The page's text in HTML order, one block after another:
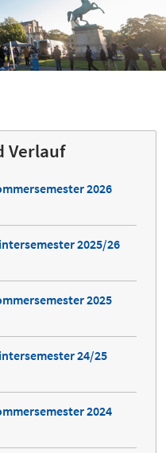
Verlauf
2026
2025/26
2025
24/25
2024